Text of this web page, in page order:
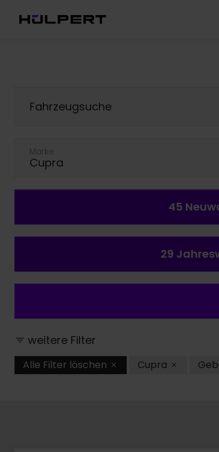
Fahrzeugsuche
Marke
45
29
weitere Filter
Alle Filter löschen Cupra